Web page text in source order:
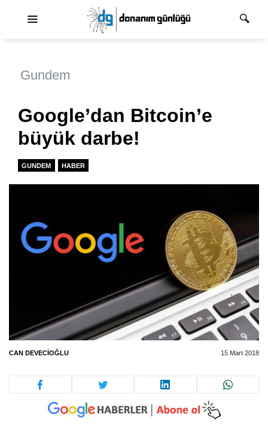
Gundem
Google’dan Bitcoin’e
büyük darbe!
GUNDEM HABER
CAN DEVECIOĞLU 15 Mart 2018